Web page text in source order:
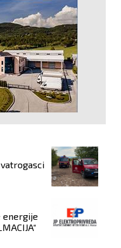
energije
kV „DALMACIJA“